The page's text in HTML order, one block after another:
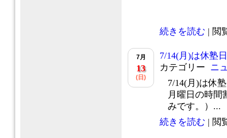
続きを読む | 閲
7月
13
(日)
7/14(月)は休塾
カテゴリー ニ
7/14(月)は休
月曜日の時間
みです。）...
続きを読む | 閲